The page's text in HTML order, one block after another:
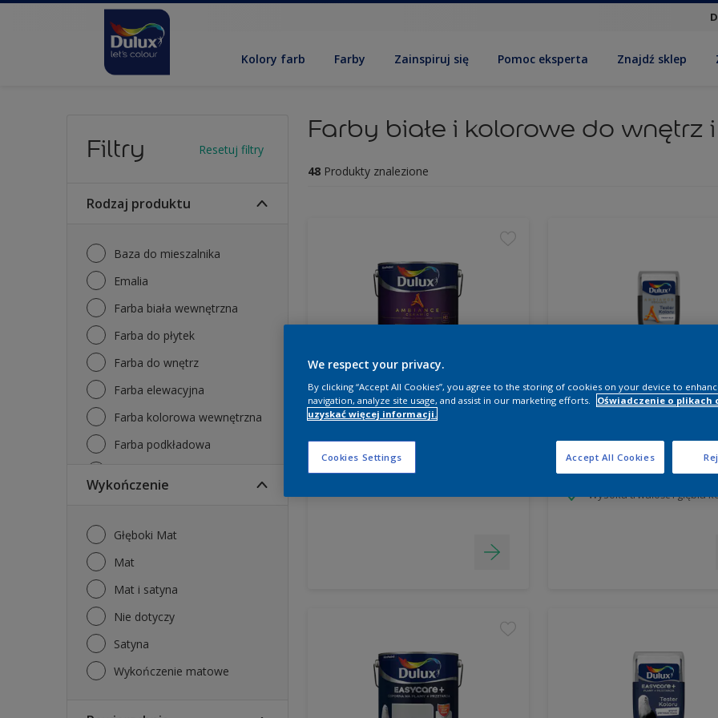
Kolory farb Farby Zainspiruj się Pomoc eksperta Znajdź sklep
Filtry Resetuj filtry
Rodzaj produktu
Baza do mieszalnika
Emalia
Farba biała wewnętrzna
Farba do płytek
Farba do wnętrz
Farba elewacyjna
Farba kolorowa wewnętrzna
Farba podkładowa
Wykończenie
Głęboki Mat
mat
mat i satyna
nie dotyczy
Satyna
Wykończenie matowe
Farby białe i kolorowe do wnętrz
48 Produkty znalezione
Dulux Ambiance Ceramic
Technologia HD Colour
Wysoka trwałość i głębia koloru
Dulux Ambiance
Ceramiczna
Technologia HD Colour
Wysoka trwałość i głębia
We respect your privacy.
By clicking “Accept All Cookies”, you agree to the storing of cookies on your device to
navigation, analyze site usage, and assist in our marketing efforts.
Oświadczenie o plikach
uzyskać więcej informacji.
Cookies Settings Accept All Cookies